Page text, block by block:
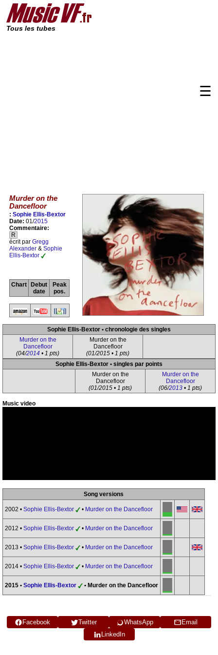
Tous les tubes
☰
Murder on the
Dancefloor
: Sophie Ellis-Bextor
Date: 01/2015
Commentaire:
R
écrit par Gregg
Alexander & Sophie
Ellis-Bextor
Chart
Debut
date
Peak
pos.
Sophie Ellis-Bextor • chronologie des singles
Murder on the
Dancefloor
(04/2014 • 1 pts)
Murder on the
Dancefloor
(01/2015 • 1 pts)
Sophie Ellis-Bextor • singles par points
Murder on the
Dancefloor
(01/2015 • 1 pts)
Murder on the
Dancefloor
(06/2013 • 1 pts)
Music video
Song versions
2002 • Sophie Ellis-Bextor • Murder on the Dancefloor
2012 • Sophie Ellis-Bextor • Murder on the Dancefloor
2013 • Sophie Ellis-Bextor • Murder on the Dancefloor
2014 • Sophie Ellis-Bextor • Murder on the Dancefloor
2015 • Sophie Ellis-Bextor • Murder on the Dancefloor
Facebook Twitter WhatsApp
Email
LinkedIn